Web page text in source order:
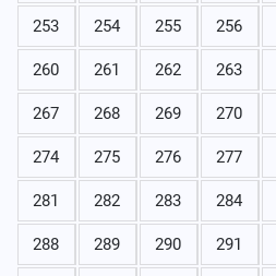
253 254 255 256
260 261 262 263
267 268 269 270
274 275 276 277
281 282 283 284
288 289 290 291